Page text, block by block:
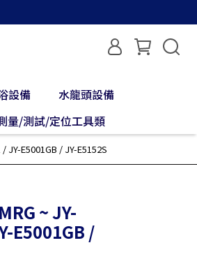
設備
水龍頭設備
量/測試/定位工具類
JY-E5001GB / JY-E5152S
~ JY-
E5001GB /